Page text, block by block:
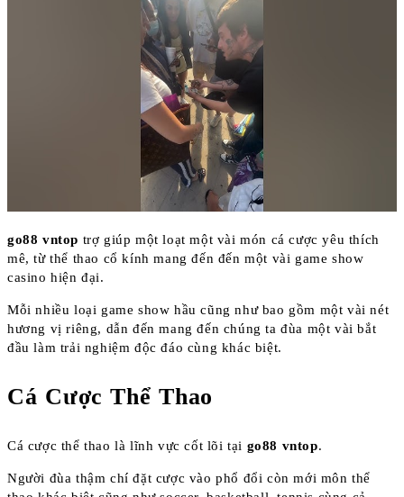
go88 vntop trợ giúp một loạt một vài món cá cược yêu thích
mê, từ thể thao cổ kính mang đến đến một vài game show
casino hiện đại.
Mỗi nhiều loại game show hầu cũng như bao gồm một vài nét
hương vị riêng, dẫn đến mang đến chúng ta đùa một vài bắt
đầu làm trải nghiệm độc đáo cùng khác biệt.
Cá Cược Thể Thao
Cá cược thể thao là lĩnh vực cốt lõi tại go88 vntop.
Người đùa thậm chí đặt cược vào phổ đổi còn mới môn thể